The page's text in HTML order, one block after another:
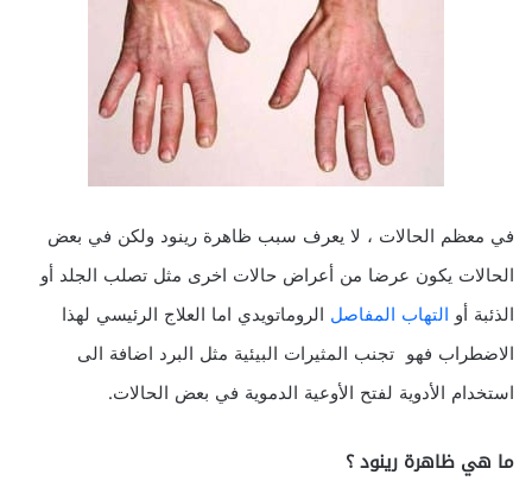
في معظم الحالات ، لا يعرف سبب ظاهرة رينود ولكن في بعض
الحالات يكون عرضا من أعراض حالات اخرى مثل تصلب الجلد أو
الذئبة أوالتهاب المفاصل الروماتويدي اما العلاج الرئيسي لهذا
الاضطراب فهو تجنب المثيرات البيئية مثل البرد اضافة الى
استخدام الأدوية لفتح الأوعية الدموية في بعض الحالات.
ما هي ظاهرة رينود ؟